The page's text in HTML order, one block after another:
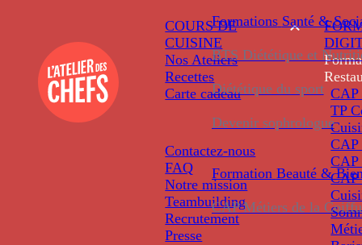
Formations Santé &
BTS Diététique et
Diététique du sport
Devenir sophrologue
Formation Beauté &
CAP Métiers de la
COURS DE
CUISINE
Nos Ateliers
Recettes
Carte cadeau
Contactez-nous
FAQ
Notre mission
Teambuilding
Recrutement
Presse
CAP
TP
CAP
CAP
CAP